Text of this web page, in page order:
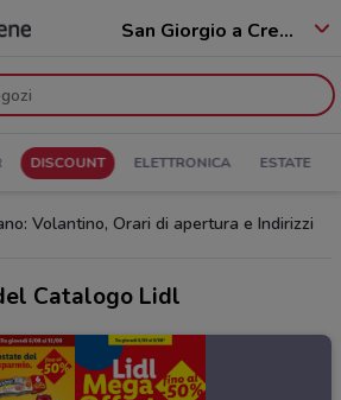
San Giorgio a Cremano - 80046
DISCOUNT ELETTRONICA ESTATE
Volantino, Orari di apertura e Indirizzi
Catalogo Lidl